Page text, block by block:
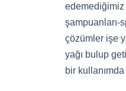
şampuanları-
çözümler işe
yağı bulup
bir